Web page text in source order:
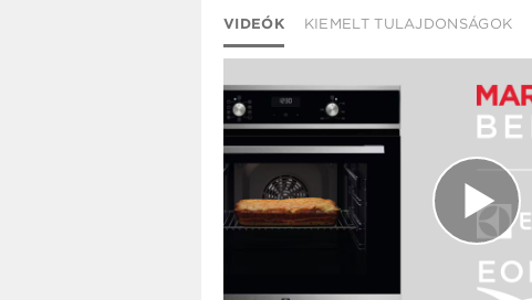
VIDEÓK KIEMELT TULAJDONSÁGOK